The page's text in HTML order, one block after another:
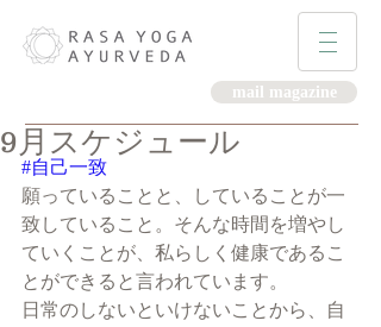
mail magazine
9月スケジュール
#自己一致
願っていることと、していることが一
致していること。そんな時間を増やし
ていくことが、私らしく健康であるこ
とができると言われています。
日常のしないといけないことから、自